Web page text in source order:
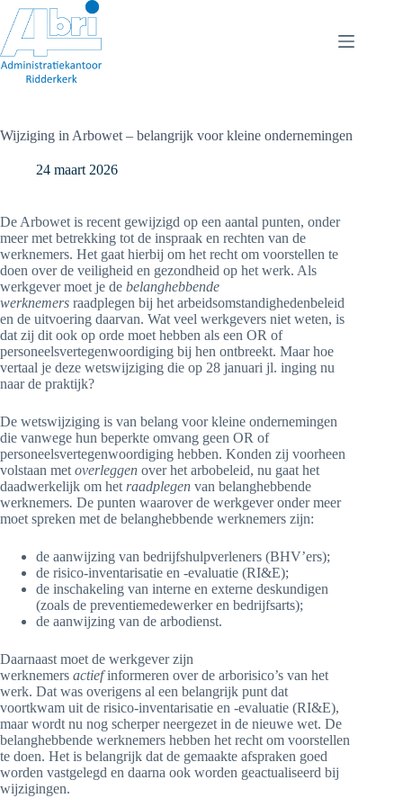
naar
de
inhoud
Wijziging in Arbowet – belangrijk voor kleine ondernemingen
24 maart 2026
De Arbowet is recent gewijzigd op een aantal punten, onder
meer met betrekking tot de inspraak en rechten van de
werknemers. Het gaat hierbij om het recht om voorstellen te
doen over de veiligheid en gezondheid op het werk. Als
werkgever moet je de belanghebbende
werknemers raadplegen bij het arbeidsomstandighedenbeleid
en de uitvoering daarvan. Wat veel werkgevers niet weten, is
dat zij dit ook op orde moet hebben als een OR of
personeelsvertegenwoordiging bij hen ontbreekt. Maar hoe
vertaal je deze wetswijziging die op 28 januari jl. inging nu
naar de praktijk?
De wetswijziging is van belang voor kleine ondernemingen
die vanwege hun beperkte omvang geen OR of
personeelsvertegenwoordiging hebben. Konden zij voorheen
volstaan met overleggen over het arbobeleid, nu gaat het
daadwerkelijk om het raadplegen van belanghebbende
werknemers. De punten waarover de werkgever onder meer
moet spreken met de belanghebbende werknemers zijn:
de aanwijzing van bedrijfshulpverleners (BHV’ers);
de risico-inventarisatie en -evaluatie (RI&E);
de inschakeling van interne en externe deskundigen
(zoals de preventiemedewerker en bedrijfsarts);
de aanwijzing van de arbodienst.
Daarnaast moet de werkgever zijn
werknemers actiefinformeren over de arborisico’s van het
werk. Dat was overigens al een belangrijk punt dat
voortkwam uit de risico-inventarisatie en -evaluatie (RI&E),
maar wordt nu nog scherper neergezet in de nieuwe wet. De
belanghebbende werknemers hebben het recht om voorstellen
te doen. Het is belangrijk dat de gemaakte afspraken goed
worden vastgelegd en daarna ook worden geactualiseerd bij
wijzigingen.